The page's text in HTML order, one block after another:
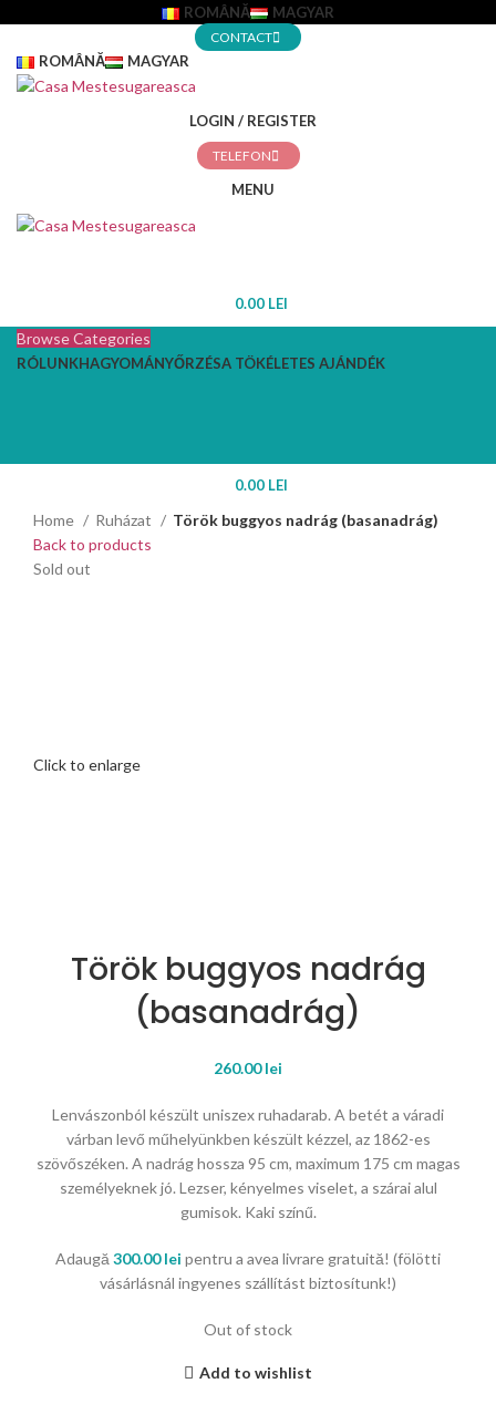
ROMÂNĂ MAGYAR
CONTACT
ROMÂNĂ MAGYAR
LOGIN / REGISTER
TELEFON
MENU
0.00 LEI
Browse Categories
RÓLUNKHAGYOMÁNYŐRZÉSA TÖKÉLETES AJÁNDÉK
0.00 LEI
Home Ruházat
Török buggyos nadrág (basanadrág)
Back to products
Sold out
Click to enlarge
Török buggyos nadrág
(basanadrág)
260.00lei
Lenvászonból készült uniszex ruhadarab. A betét a váradi
várban levő műhelyünkben készült kézzel, az 1862-es
szövőszéken. A nadrág hossza 95 cm, maximum 175 cm magas
személyeknek jó. Lezser, kényelmes viselet, a szárai alul
gumisok. Kaki színű.
Adaugă 300.00lei pentru a avea livrare gratuită! (fölötti
vásárlásnál ingyenes szállítást biztosítunk!)
Out of stock
Add to wishlist